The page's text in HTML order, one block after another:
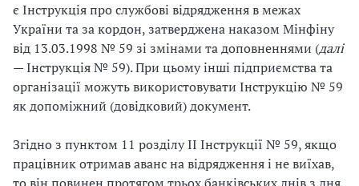
є Інструкція про службові відрядження в межах
України та за кордон, затверджена наказом Мінфіну
від 13.03.1998 № 59 зі змінами та доповненнями (далі
— Інструкція № 59). При цьому інші підприємства та
організації можуть використовувати Інструкцію № 59
як допоміжний (довідковий) документ.
Згідно з пунктом 11 розділу II Інструкції № 59, якщо
працівник отримав аванс на відрядження і не виїхав,